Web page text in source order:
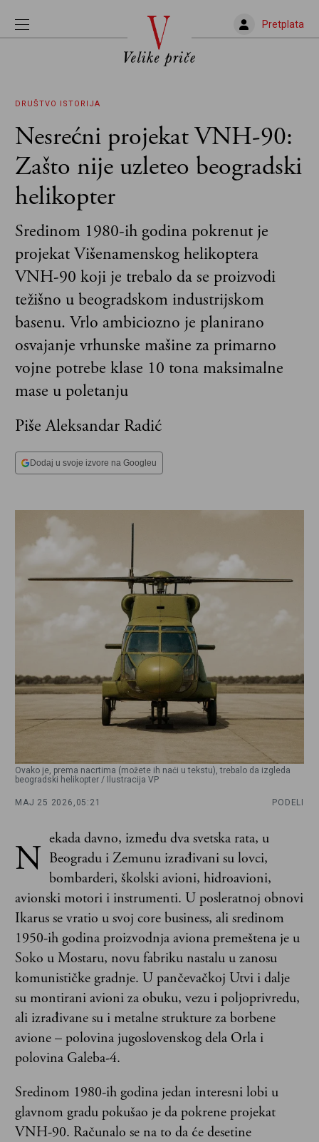
Pretplata
DRUŠTVO ISTORIJA
Nesrećni projekat VNH-90:
Zašto nije uzleteo beogradski
helikopter
Sredinom 1980-ih godina pokrenut je
projekat Višenamenskog helikoptera
VNH-90 koji je trebalo da se proizvodi
težišno u beogradskom industrijskom
basenu. Vrlo ambiciozno je planirano
osvajanje vrhunske mašine za primarno
vojne potrebe klase 10 tona maksimalne
mase u poletanju
Piše Aleksandar Radić
Dodaj u svoje izvore na Googleu
Ovako je, prema nacrtima (možete ih naći u tekstu), trebalo da izgleda
beogradski helikopter / Ilustracija VP
MAJ 25 2026, 05:21 PODELI
N ekada davno, između dva svetska rata, u
Beogradu i Zemunu izrađivani su lovci,
bombarderi, školski avioni, hidroavioni,
avionski motori i instrumenti. U posleratnoj obnovi
Ikarus se vratio u svoj core business, ali sredinom
1950-ih godina proizvodnja aviona premeštena je u
Soko u Mostaru, novu fabriku nastalu u zanosu
komunističke gradnje. U pančevačkoj Utvi i dalje
su montirani avioni za obuku, vezu i poljoprivredu,
ali izrađivane su i metalne strukture za borbene
avione – polovina jugoslovenskog dela Orla i
polovina Galeba-4.
Sredinom 1980-ih godina jedan interesni lobi u
glavnom gradu pokušao je da pokrene projekat
VNH-90. Računalo se na to da će desetine